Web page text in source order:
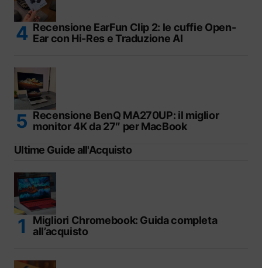
Recensione EarFun Clip 2: le cuffie Open-
Ear con Hi-Res e Traduzione AI
Recensione BenQ MA270UP: il miglior
monitor 4K da 27″ per MacBook
Ultime Guide all'Acquisto
Migliori Chromebook: Guida completa
all’acquisto